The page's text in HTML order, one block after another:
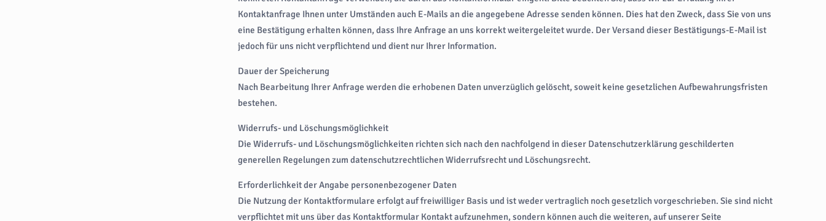
Kontaktanfrage Ihnen unter Umständen auch E-Mails an die angegebene Adresse senden können. Dies hat den Zweck, dass Sie von uns
eine Bestätigung erhalten können, dass Ihre Anfrage an uns korrekt weitergeleitet wurde. Der Versand dieser Bestätigungs-E-Mail ist
jedoch für uns nicht verpflichtend und dient nur Ihrer Information.
Dauer der Speicherung
Nach Bearbeitung Ihrer Anfrage werden die erhobenen Daten unverzüglich gelöscht, soweit keine gesetzlichen Aufbewahrungsfristen
bestehen.
Widerrufs- und Löschungsmöglichkeit
Die Widerrufs- und Löschungsmöglichkeiten richten sich nach den nachfolgend in dieser Datenschutzerklärung geschilderten
generellen Regelungen zum datenschutzrechtlichen Widerrufsrecht und Löschungsrecht.
Erforderlichkeit der Angabe personenbezogener Daten
Die Nutzung der Kontaktformulare erfolgt auf freiwilliger Basis und ist weder vertraglich noch gesetzlich vorgeschrieben. Sie sind nicht
verpflichtet mit uns über das Kontaktformular Kontakt aufzunehmen, sondern können auch die weiteren, auf unserer Seite